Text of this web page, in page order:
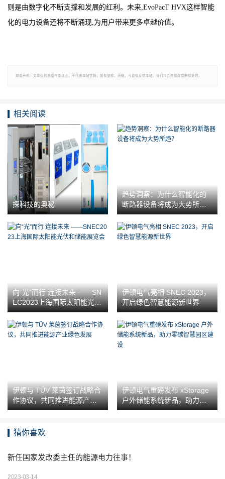
则是由数字化不断支撑和发展的红利。未来,EvoPacT HVX这样智能
化的电力设备还将不断涌现,为用户带来更多卓越价值。
郑重声明：文章仅代表原作者观点，不代表本站立场；如有侵权、违规，可直接反馈本站，我们将会作修改或删除处理。
相关阅读
探科技的奥秘
趋势洞察：为什么智能化的
断路器设备将成为大势所
趋？
向“光”而行 连接未来 ——SN
EC2023上海国际太阳能光伏
和储能展览会
伊顿电气亮相 SNEC 2023，
开启绿色智慧能源新世界
伊顿与 TÜV 莱茵签订战略合
作协议，共同推进能源产业
绿色发展
伊顿电气重磅发布 xStorage
户外储能系统新品，助力零
碳智慧园区建设
猜你喜欢
新任国家发改委主任的能源电力往事！
2023-03-14